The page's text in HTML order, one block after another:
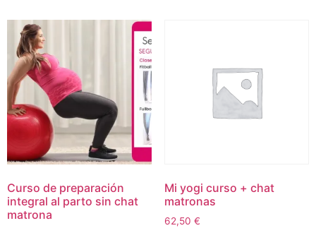
Curso de preparación
integral al parto sin chat
matrona
Mi yogi curso + chat
matronas
62,50 €